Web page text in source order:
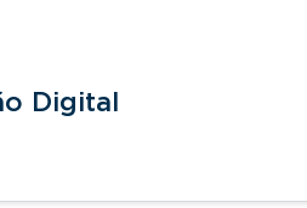
Digital